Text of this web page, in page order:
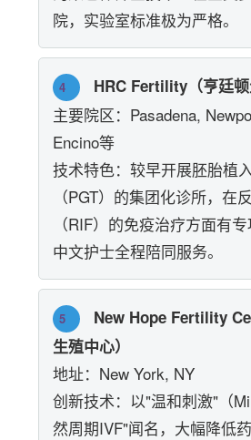
院，实验室标准极为严格。
4 HRC Fertility（亨廷顿
主要院区：Pasadena,
Encino等
技术特色：较早开展胚胎植
（PGT）的集团化诊所，在
（RIF）的免疫治疗方面有
中文护士全程陪同服务。
5
New Hope Fertility
生殖中心）
地址：New York, NY
创新技术：以"温和刺激"（
然周期IVF"闻名，大幅降低